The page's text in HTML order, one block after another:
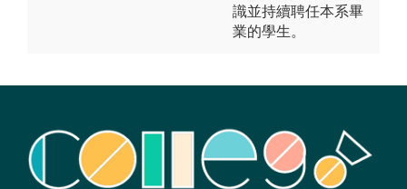
識並持續聘任本系畢
業的學生。